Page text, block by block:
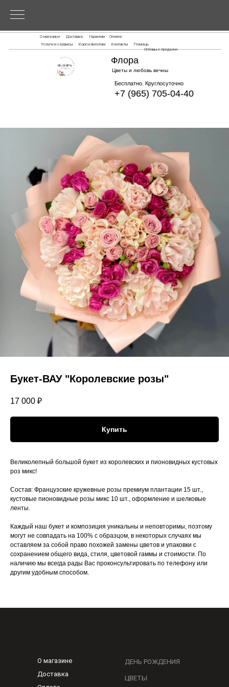
О магазине Доставка Оплата
Гарантии
Корп.клиентам
Услуги и сервисы Контакты
Помощь
Оптовые продажи
Флора
Цветы и любовь вечны
Бесплатно. Круглосуточно
+7 (965) 705-04-40
Букет-ВАУ "Королевские розы"
17 000 ₽
Купить
Великолепный большой букет из королевских и пионовидных кустовых
роз микс!
Состав: Французские кружевные розы премиум плантации 15 шт.,
кустовые пионовидные розы микс 10 шт., оформление и шелковые
ленты.
Каждый наш букет и композиция уникальны и неповторимы, поэтому
могут не совпадать на 100% с образцом, в некоторых случаях мы
оставляем за собой право похожей замены цветов и упаковки с
сохранением общего вида, стиля, цветовой гаммы и стоимости. По
наличию мы всегда рады Вас проконсультировать по телефону или
другим удобным способом.
О магазине
Доставка
ДЕНЬ РОЖДЕНИЯ
ЦВЕТЫ